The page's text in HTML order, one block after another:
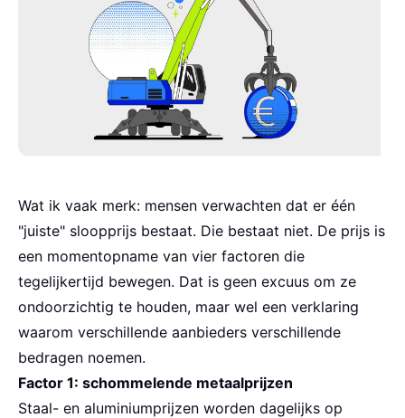
Wat ik vaak merk: mensen verwachten dat er één
"juiste" sloopprijs bestaat. Die bestaat niet. De prijs is
een momentopname van vier factoren die
tegelijkertijd bewegen. Dat is geen excuus om ze
ondoorzichtig te houden, maar wel een verklaring
waarom verschillende aanbieders verschillende
bedragen noemen.
Factor 1: schommelende metaalprijzen
Staal- en aluminiumprijzen worden dagelijks op